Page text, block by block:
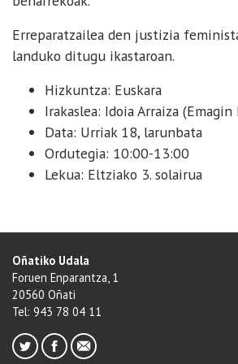
Erreparatzailea den justizia
landuko ditugu ikastaroan.
Hizkuntza: Euskara
Irakaslea: Idoia Arraiza
Data: Urriak 18, larunbata
Ordutegia: 10:00-13:00
Lekua: Eltziako 3. solairua
Oñatiko Udala
Foruen Enparantza, 1
20560 Oñati
Tel: 943 78 04 11